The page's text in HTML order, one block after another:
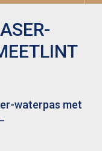
waterpas met